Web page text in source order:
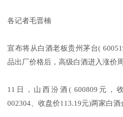
各记者毛晋楠
宣布将从白酒老板贵州茅台(
品出厂价格后，高级白酒进入涨价周
11日，山西汾酒( 600809元，
002304、收盘价113.19元)两家白酒